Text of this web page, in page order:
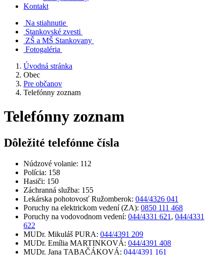
Kontakt
Na stiahnutie
Stankovské zvesti
ZŠ a MŠ Stankovany
Fotogaléria
Úvodná stránka
Obec
Pre občanov
Telefónny zoznam
Telefónny zoznam
Dôležité telefónne čísla
Núdzové volanie: 112
Polícia: 158
Hasiči: 150
Záchranná služba: 155
Lekárska pohotovosť Ružomberok: 044/4326 041
Poruchy na elektrickom vedení (ZA): 0850 111 468
Poruchy na vodovodnom vedení: 044/4331 621 , 044/4331
622
MUDr. Mikuláš PURA: 044/4391 209
MUDr. Emília MARTINKOVÁ: 044/4391 408
MUDr. Jana TABAČÁKOVÁ: 044/4391 161